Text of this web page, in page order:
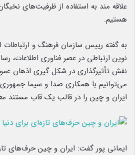
علاقه مند به استفاده از ظرفیت‌های
هستیم.
به گفته رییس سازمان فرهنگ و ارتباطات
نوین ارتباطی در عصر فناوری اطلاعات،
نقش تأثیرگذاری در شکل گیری اذهان
می‌توانیم با همکاری صدا و سیما
ایران و چین را در قالب یک قاب مستند
ایمانی پور گفت: ایران و چین حرف‌های